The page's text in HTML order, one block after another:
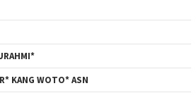
KANG WOTO* ASN